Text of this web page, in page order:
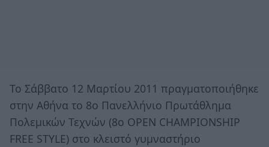
Το Σάββατο 12 Μαρτίου 2011 πραγματοποιήθηκε
στην Αθήνα το 8ο Πανελλήνιο Πρωτάθλημα
Πολεμικών Τεχνών (8ο OPEN CHAMPIONSHIP
FREE STYLE) στο κλειστό γυμναστήριο